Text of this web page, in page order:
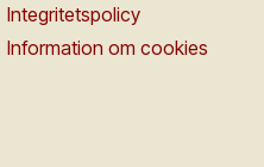
Integritetspolicy
Information om cookies